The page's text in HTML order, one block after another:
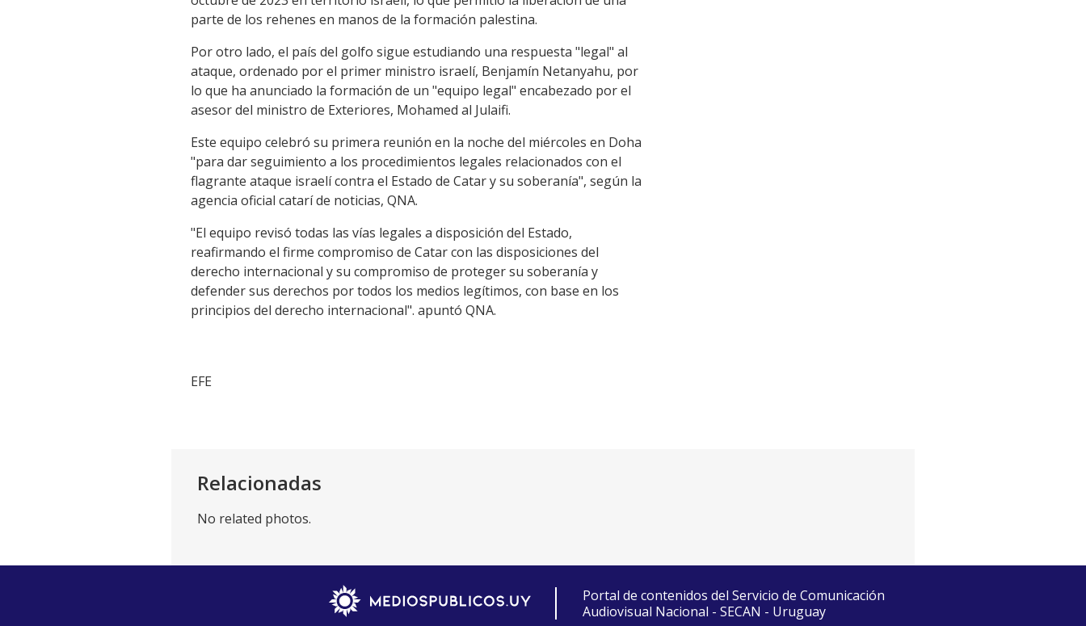
parte de los rehenes en manos de la formación palestina.
Por otro lado, el país del golfo sigue estudiando una respuesta "legal" al
ataque, ordenado por el primer ministro israelí, Benjamín Netanyahu, por
lo que ha anunciado la formación de un "equipo legal" encabezado por el
asesor del ministro de Exteriores, Mohamed al Julaifi.
Este equipo celebró su primera reunión en la noche del miércoles en Doha
"para dar seguimiento a los procedimientos legales relacionados con el
flagrante ataque israelí contra el Estado de Catar y su soberanía", según la
agencia oficial catarí de noticias, QNA.
"El equipo revisó todas las vías legales a disposición del Estado,
reafirmando el firme compromiso de Catar con las disposiciones del
derecho internacional y su compromiso de proteger su soberanía y
defender sus derechos por todos los medios legítimos, con base en los
principios del derecho internacional". apuntó QNA.
EFE
Relacionadas
No related photos.
Portal de contenidos del Servicio de Comunicación
Audiovisual Nacional - SECAN - Uruguay